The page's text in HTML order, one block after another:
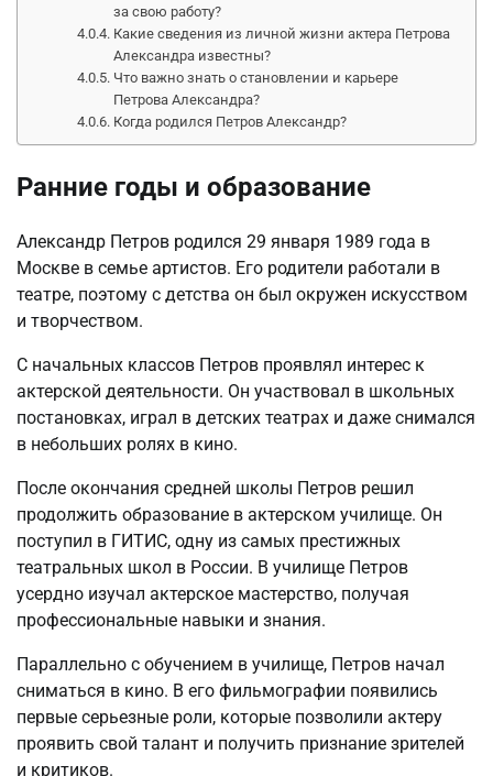
за свою работу?
Какие сведения из личной жизни актера Петрова
Александра известны?
Что важно знать о становлении и карьере
Петрова Александра?
Когда родился Петров Александр?
Ранние годы и образование
Александр Петров родился 29 января 1989 года в
Москве в семье артистов. Его родители работали в
театре, поэтому с детства он был окружен искусством
и творчеством.
С начальных классов Петров проявлял интерес к
актерской деятельности. Он участвовал в школьных
постановках, играл в детских театрах и даже снимался
в небольших ролях в кино.
После окончания средней школы Петров решил
продолжить образование в актерском училище. Он
поступил в ГИТИС, одну из самых престижных
театральных школ в России. В училище Петров
усердно изучал актерское мастерство, получая
профессиональные навыки и знания.
Параллельно с обучением в училище, Петров начал
сниматься в кино. В его фильмографии появились
первые серьезные роли, которые позволили актеру
проявить свой талант и получить признание зрителей
и критиков.